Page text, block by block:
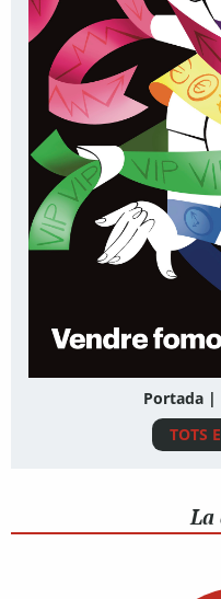
Portada |
TOTS
La